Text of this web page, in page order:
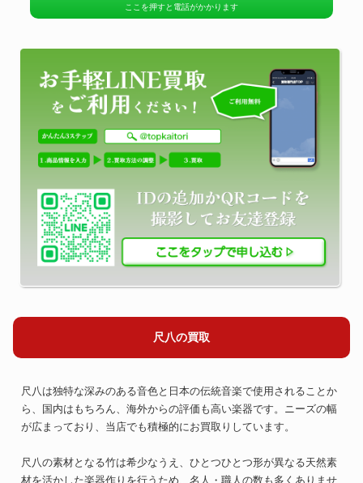
ここを押すと電話がかかります
尺八の買取
尺八は独特な深みのある音色と日本の伝統音楽で使用されることか
ら、国内はもちろん、海外からの評価も高い楽器です。ニーズの幅
が広まっており、当店でも積極的にお買取りしています。
尺八の素材となる竹は希少なうえ、ひとつひとつ形が異なる天然素
材を活かした楽器作りを行うため、名人・職人の数も多くありませ